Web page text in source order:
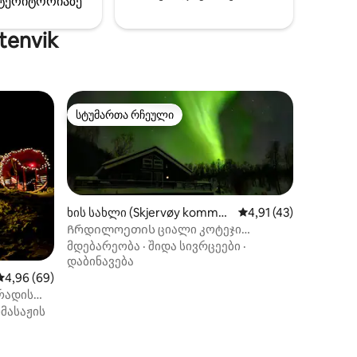
სტორსლეტის ცენტრიდან მანქანით 20
წუთის სავალზე. Აქ ნახავთ ორივე
შეფასებაა 5‑დან 4,96, 69 მიმოხილვა
4,96 (69)
სტუმართა რჩეული
სტუმართა რჩეული
ხის სახლი (Skjervøy kommu
ne)
საშუალო
4,91 (43)
Ჩრდილოეთის ციალი კოტეჯი
ჯაკუზითა და ცალკე პლაჟით
მდებარეობა · შიდა სივრცეები ·
დაბინავება